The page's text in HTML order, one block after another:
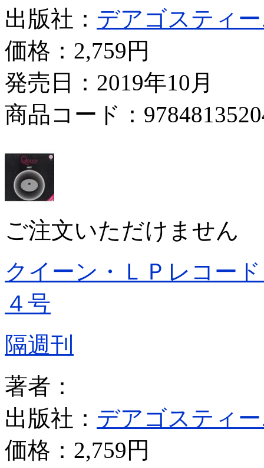
出版社： デアゴスティ
価格： 2,759円
発売日：2019年10月
商品コード：
ご注文いただけません
クイーン・ＬＰレコー
４号
隔週刊
著者：
出版社： デアゴスティ
価格： 2,759円